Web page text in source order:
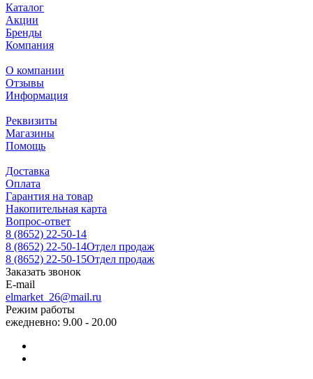
Каталог
Акции
Бренды
Компания
О компании
Отзывы
Информация
Реквизиты
Магазины
Помощь
Доставка
Оплата
Гарантия на товар
Накопительная карта
Вопрос-ответ
8 (8652) 22-50-14
8 (8652) 22-50-14Отдел продаж
8 (8652) 22-50-15Отдел продаж
Заказать звонок
E-mail
elmarket_26@mail.ru
Режим работы
ежедневно: 9.00 - 20.00